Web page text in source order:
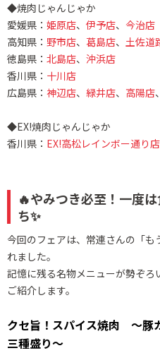
◆焼肉じゃんじゃか
愛媛県： 姫原店、 伊予店、 今治店
高知県： 野市店、 葛島店、 土佐道
徳島県： 北島店、 沖浜店
香川県： 十川店
広島県： 神辺店、 緑井店、 高陽店、
◆EX!焼肉じゃんじゃか
香川県： EX!高松レインボー通り店
🔥やみつき必至！一度
ち✨
今回のフェアは、常連さんの「
れました。
記憶に残る名物メニューが勢ぞ
ご紹介します。
クセ旨！スパイス焼肉 ～豚
三種盛り～